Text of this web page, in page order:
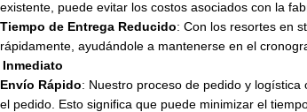
existente, puede evitar los costos asociados con la
Tiempo de Entrega Reducido: Con los resortes en
rápidamente, ayudándole a mantenerse en el
Inmediato
Envío Rápido: Nuestro proceso de pedido y
el pedido. Esto significa que puede minimizar el